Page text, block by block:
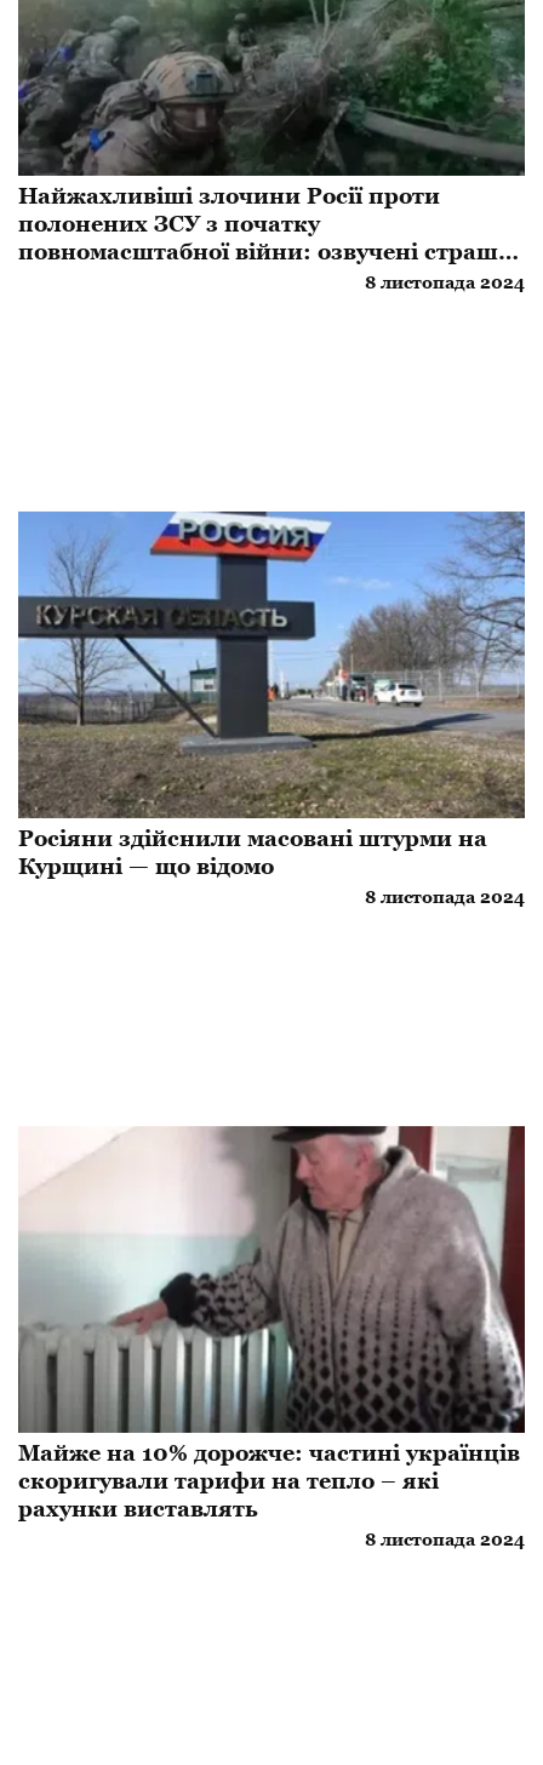
Найжахливіші злочини Росії проти
полонених ЗСУ з початку
повномасштабної війни: озвучені страшні
8 листопада 2024
Росіяни здійснили масовані штурми на
Курщині — що відомо
8 листопада 2024
Майже на 10% дорожче: частині українців
скоригували тарифи на тепло – які
рахунки виставлять
8 листопада 2024